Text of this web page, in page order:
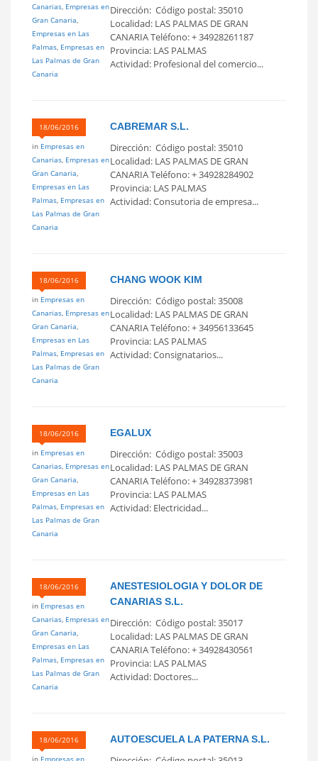
Canarias, Empresas en
Gran Canaria,
Empresas en Las
Palmas, Empresas en
Las Palmas de Gran
Canaria
Dirección: Código postal: 35010
Localidad: LAS PALMAS DE GRAN
CANARIA Teléfono: + 34928261187
Provincia: LAS PALMAS
Actividad: Profesional del comercio...
18/06/2016
in Empresas en
Canarias, Empresas en
Gran Canaria,
Empresas en Las
Palmas, Empresas en
Las Palmas de Gran
Canaria
CABREMAR S.L.
Dirección: Código postal: 35010
Localidad: LAS PALMAS DE GRAN
CANARIA Teléfono: + 34928284902
Provincia: LAS PALMAS
Actividad: Consutoria de empresa...
18/06/2016
in Empresas en
Canarias, Empresas en
Gran Canaria,
Empresas en Las
Palmas, Empresas en
Las Palmas de Gran
Canaria
CHANG WOOK KIM
Dirección: Código postal: 35008
Localidad: LAS PALMAS DE GRAN
CANARIA Teléfono: + 34956133645
Provincia: LAS PALMAS
Actividad: Consignatarios...
18/06/2016
in Empresas en
Canarias, Empresas en
Gran Canaria,
Empresas en Las
Palmas, Empresas en
Las Palmas de Gran
Canaria
EGALUX
Dirección: Código postal: 35003
Localidad: LAS PALMAS DE GRAN
CANARIA Teléfono: + 34928373981
Provincia: LAS PALMAS
Actividad: Electricidad...
18/06/2016
in Empresas en
Canarias, Empresas en
Gran Canaria,
Empresas en Las
Palmas, Empresas en
Las Palmas de Gran
Canaria
ANESTESIOLOGIA Y DOLOR DE
CANARIAS S.L.
Dirección: Código postal: 35017
Localidad: LAS PALMAS DE GRAN
CANARIA Teléfono: + 34928430561
Provincia: LAS PALMAS
Actividad: Doctores...
18/06/2016
in Empresas en
AUTOESCUELA LA PATERNA S.L.